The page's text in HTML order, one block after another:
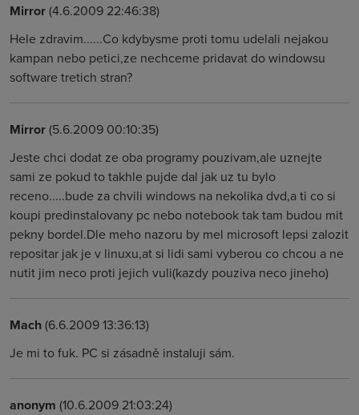
Mirror(4.6.2009 22:46:38)
Hele zdravim......Co kdybysme proti tomu udelali nejakou
kampan nebo petici,ze nechceme pridavat do windowsu
software tretich stran?
Mirror(5.6.2009 00:10:35)
Jeste chci dodat ze oba programy pouzivam,ale uznejte
sami ze pokud to takhle pujde dal jak uz tu bylo
receno.....bude za chvili windows na nekolika dvd,a ti co si
koupi predinstalovany pc nebo notebook tak tam budou mit
pekny bordel.Dle meho nazoru by mel microsoft lepsi zalozit
repositar jak je v linuxu,at si lidi sami vyberou co chcou a ne
nutit jim neco proti jejich vuli(kazdy pouziva neco jineho)
Mach(6.6.2009 13:36:13)
Je mi to fuk. PC si zásadně instaluji sám.
anonym (10.6.2009 21:03:24)